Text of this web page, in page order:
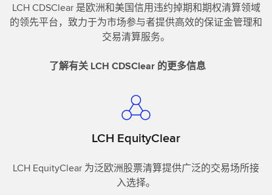
LCH CDSClear 是欧洲和美国信用违约掉期和期权清算领域
的领先平台，致力于为市场参与者提供高效的保证金管理和
交易清算服务。
了解有关 LCH CDSClear 的更多信息
LCH EquityClear
LCH EquityClear 为泛欧洲股票清算提供广泛的交易场所接
入选择。